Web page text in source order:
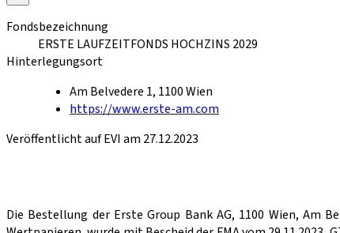
Fondsbezeichnung
ERSTE LAUFZEITFONDS HOCHZINS 2029
Hinterlegungsort
Am Belvedere 1, 1100 Wien
https://www.erste-am.com
Veröffentlicht auf EVI am 27.12.2023
Die Bestellung der Erste Group Bank AG, 1100 Wien, Am